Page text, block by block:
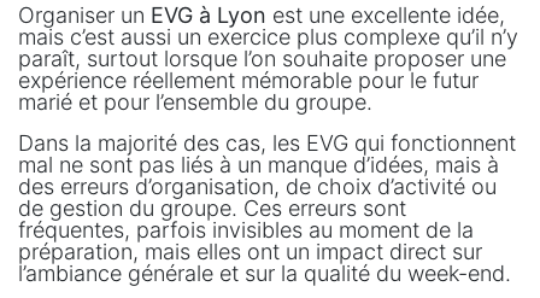
Organiser un EVG à Lyon est une excellente idée,
mais c’est aussi un exercice plus complexe qu’il n’y
paraît, surtout lorsque l’on souhaite proposer une
expérience réellement mémorable pour le futur
marié et pour l’ensemble du groupe.
Dans la majorité des cas, les EVG qui fonctionnent
mal ne sont pas liés à un manque d’idées, mais à
des erreurs d’organisation, de choix d’activité ou
de gestion du groupe. Ces erreurs sont
fréquentes, parfois invisibles au moment de la
préparation, mais elles ont un impact direct sur
l’ambiance générale et sur la qualité du week-end.